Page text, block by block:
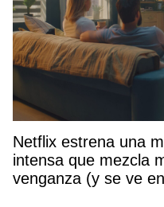
Netflix estrena una
intensa que mezcla
venganza (y se ve